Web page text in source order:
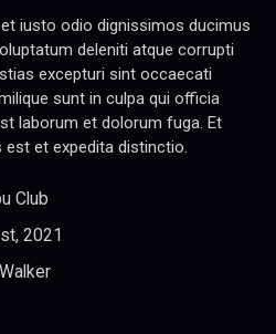
iusto odio dignissimos ducimus
deleniti atque corrupti
excepturi sint occaecati
sunt in culpa qui officia
laborum et dolorum fuga. Et
et expedita distinctio.
Club
2021